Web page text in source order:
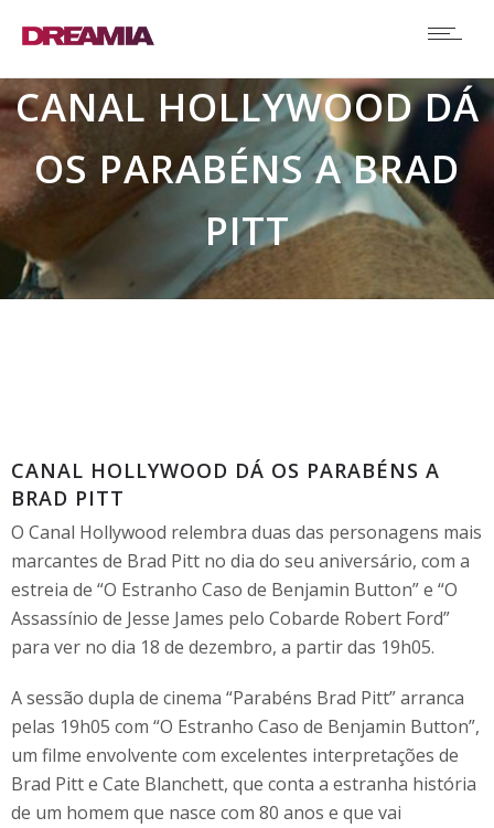
CANAL HOLLYWOOD DÁ
OS PARABÉNS A BRAD
PITT
CANAL HOLLYWOOD DÁ OS PARABÉNS A
BRAD PITT
O Canal Hollywood relembra duas das personagens mais
marcantes de Brad Pitt no dia do seu aniversário, com a
estreia de “O Estranho Caso de Benjamin Button” e “O
Assassínio de Jesse James pelo Cobarde Robert Ford”
para ver no dia 18 de dezembro, a partir das 19h05.
A sessão dupla de cinema “Parabéns Brad Pitt” arranca
pelas 19h05 com “O Estranho Caso de Benjamin Button”,
um filme envolvente com excelentes interpretações de
Brad Pitt e Cate Blanchett, que conta a estranha história
de um homem que nasce com 80 anos e que vai